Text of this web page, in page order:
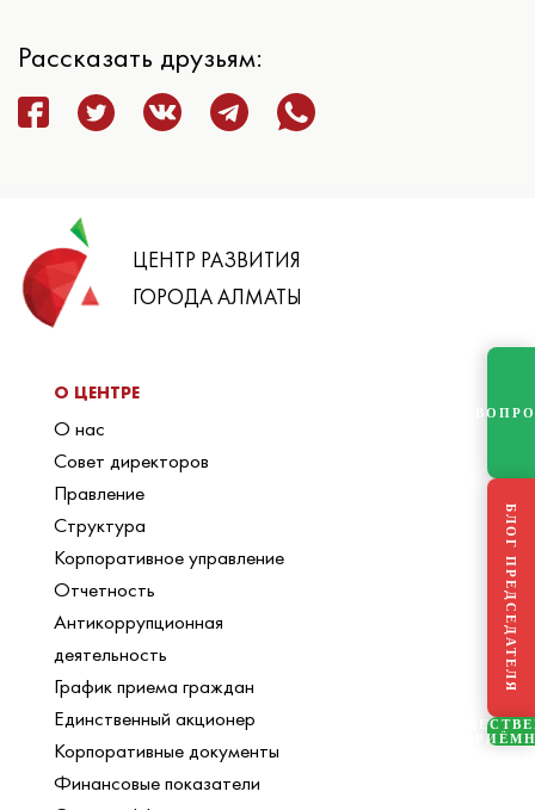
Рассказать друзьям:
ЦЕНТР РАЗВИТИЯ
ГОРОДА АЛМАТЫ
О ЦЕНТРЕ
О нас
Совет директоров
Правление
Структура
Корпоративное управление
Отчетность
Антикоррупционная
деятельность
График приема граждан
Единственный акционер
Корпоративные документы
Финансовые показатели
БЛОГ ПРЕДСЕДАТЕЛЯ